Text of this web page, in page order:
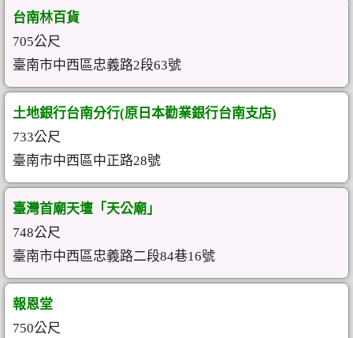
台南林百貨
705公尺
臺南市中西區忠義路2段63號
土地銀行台南分行(原日本勸業銀行台南支店)
733公尺
臺南市中西區中正路28號
臺灣首廟天壇「天公廟」
748公尺
臺南市中西區忠義路二段84巷16號
報恩堂
750公尺